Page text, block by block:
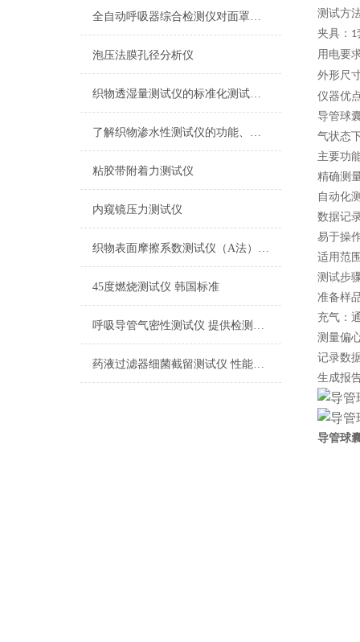
全自动呼吸器综合检测仪对面罩泄漏率的定量检测方法
泡压法膜孔径分析仪
织物透湿量测试仪的标准化测试方法与流程介绍
了解织物渗水性测试仪的功能、优势与行业应用
粘胶带附着力测试仪
内窥镜压力测试仪
织物表面摩擦系数测试仪（A法） 检测准确
45度燃烧测试仪 韩国标准
呼吸导管气密性测试仪 提供检测方案
药液过滤器细菌截留测试仪 性能稳定
测试方
夹具： 1
用电要
外形尺
仪器优
导管球
气状态
主要功
精确测
自动化
数据记
易于操
适用范
测试步
准备样
充气：
测量偏
记录数
生成报
导管球